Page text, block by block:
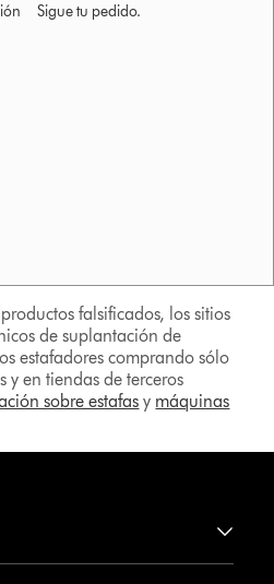
Sigue tu pedido.
falsificados, los sitios
de suplantación de
estafadores comprando sólo
y en tiendas de terceros
sobre estafas y máquinas